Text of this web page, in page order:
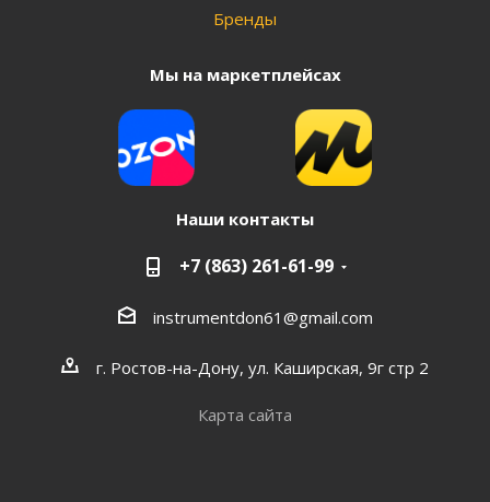
Бренды
Мы на маркетплейсах
Наши контакты
+7 (863) 261-61-99
instrumentdon61@gmail.com
г. Ростов-на-Дону, ул. Каширская, 9г стр 2
Карта сайта